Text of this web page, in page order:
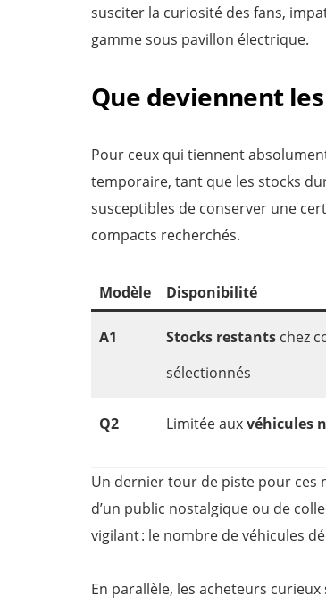
susciter la curiosité des fans,
gamme sous pavillon électrique.
Que deviennent
Pour ceux qui tiennent
temporaire, tant que les stocks
susceptibles de conserver une
compacts recherchés.
Modèle Disponibilité
A1 Stocks restants chez
sélectionnés
Q2 Limitée auxvéhicules
Un dernier tour de piste pour
d’un public nostalgique ou de
vigilant : le nombre de véhicules
En parallèle, les acheteurs